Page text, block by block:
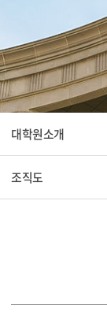
대학원소개
조직도